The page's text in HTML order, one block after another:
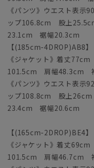
《パンツ》ウエスト表
ップ106.8cm 股上
23.1cm 裾幅20.3cm
【(185cm-4DROP)AB8】
《ジャケット》着丈
101.5cm 肩幅48.3cm
《パンツ》ウエスト表
ップ108.8cm 股上
23.4cm 裾幅20.6cm
【(165cm-2DROP)BE4】
《ジャケット》着丈
101.5cm 肩幅46.7cm